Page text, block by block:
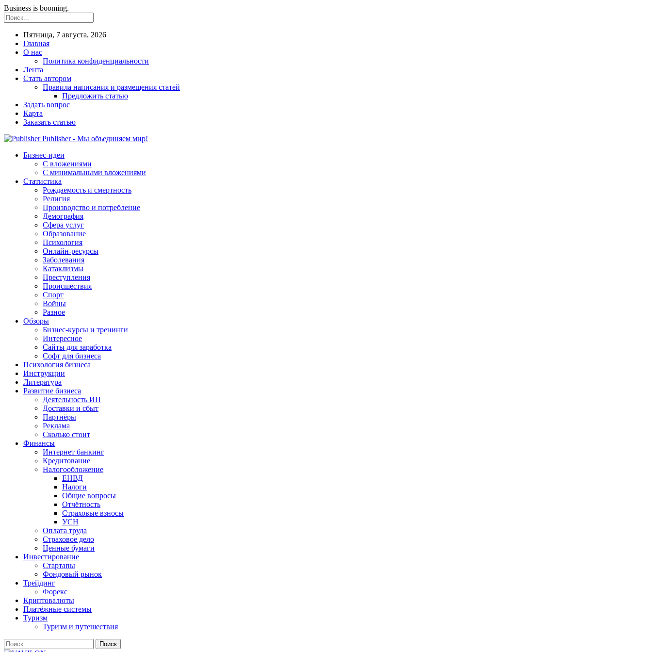
Business is booming.
Пятница, 7 августа, 2026
Главная
О нас
Политика конфиденциальности
Лента
Стать автором
Правила написания и размещения статей
Предложить статью
Задать вопрос
Карта
Заказать статью
Publisher - Мы объединяем мир!
Бизнес-идеи
С вложениями
С минимальными вложениями
Статистика
Рождаемость и смертность
Религия
Производство и потребление
Демография
Сфера услуг
Образование
Психология
Онлайн-ресурсы
Заболевания
Катаклизмы
Преступления
Происшествия
Спорт
Войны
Разное
Обзоры
Бизнес-курсы и тренинги
Интересное
Сайты для заработка
Софт для бизнеса
Психология бизнеса
Инструкции
Литература
Развитие бизнеса
Деятельность ИП
Доставки и сбыт
Партнёры
Реклама
Сколько стоит
Финансы
Интернет банкинг
Кредитование
Налогообложение
ЕНВД
Налоги
Общие вопросы
Отчётность
Страховые взносы
УСН
Оплата труда
Страховое дело
Ценные бумаги
Инвестирование
Стартапы
Фондовый рынок
Трейдинг
Форекс
Криптовалюты
Платёжные системы
Туризм
Туризм и путешествия